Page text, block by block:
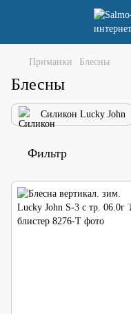
Приманки Блесны
Блесны
Силикон Lucky John
Фильтр